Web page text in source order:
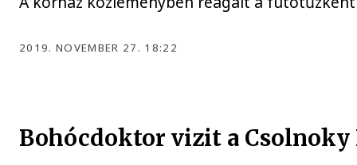
2019. NOVEMBER 27. 18:22
Bohócdoktor vizit a Csolnoky